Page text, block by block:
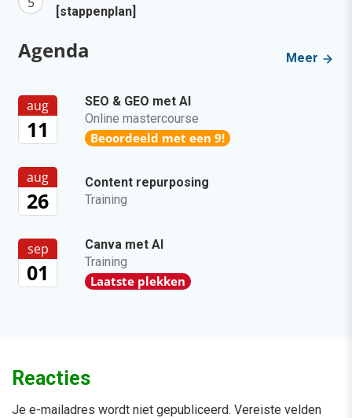
[stappenplan]
Agenda Meer
aug
11
SEO & GEO met AI
Online mastercourse
Beoordeeld met een 9!
aug
26
Content repurposing
Training
sep
01
Canva met AI
Training
Laatste plekken
Reacties
Je e-mailadres wordt niet gepubliceerd. Vereiste velden